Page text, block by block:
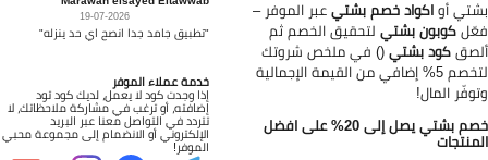
أواكواد خصم بشتيعبر الموفر –
كوبون بشتيلتحقيق الخصم ثم
كود بشتي() في ملخص شروتك
لتخصم 5% إضافي من القيمة الإجمالية
المال!
خصم بشتي يصل إلى 20% على افضل
19-07-2026
"تطبيق جامد جدا انصح اي حد ينزله"
خدمة عملاء الموفر
إذا وجدت كود لا يعمل، لديك كود تود
إضافته، أو ترغب في مشاركة ملاحظاتك، لا
تتردد في التواصل معنا عبر البريد
الإلكتروني أو الانضمام إلى مجموعة محبي
الموفر!